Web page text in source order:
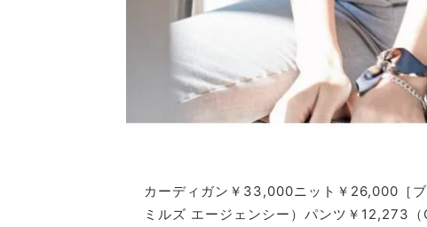
カーディガン￥33,000ニット￥26,000［
ミルズ エージェンシー）パンツ￥12,273